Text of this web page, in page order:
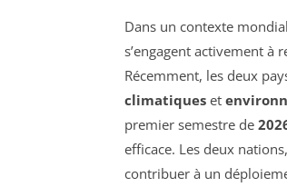
Dans un contexte
s’engagent activement
Récemment, les deux
climatiques et
premier semestre de
efficace. Les deux
contribuer à un